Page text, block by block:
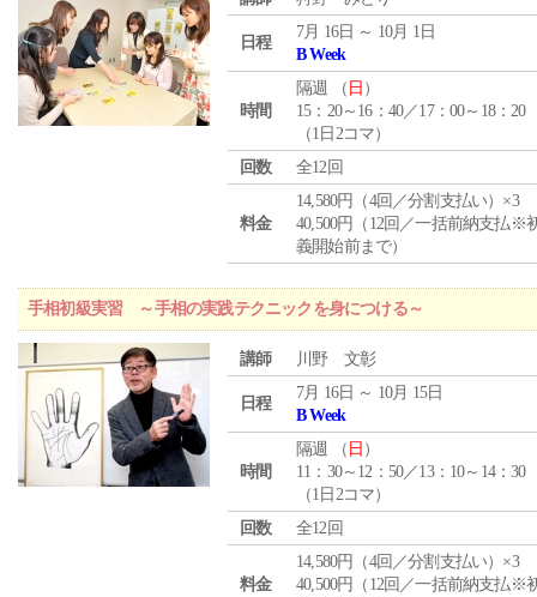
日程
7月 16日 ～ 10月 1日
B Week
時間
隔週 （ 日 ）
15：20～16：40／17：00～18：20
（1日2コマ）
回数
全12回
料金
14,580円（4回／分割支払い）×3
40,500円（12回／一括前納支払※
義開始前まで）
手相初級実習 ～手相の実践テクニックを身につける～
講師 川野 文彰
日程
7月 16日 ～ 10月 15日
B Week
時間
隔週 （ 日 ）
11：30～12：50／13：10～14：30
（1日2コマ）
回数
全12回
料金
14,580円（4回／分割支払い）×3
40,500円（12回／一括前納支払※